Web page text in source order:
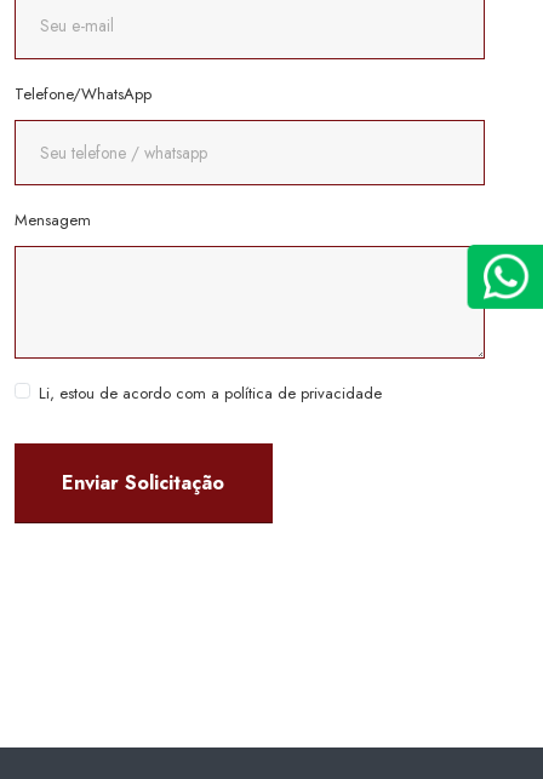
Telefone/WhatsApp
Mensagem
Li, estou de acordo com a política de privacidade